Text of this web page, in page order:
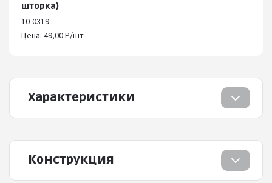
шторка)
10-0319
Цена: 49,00 Р/шт
Характеристики
Конструкция